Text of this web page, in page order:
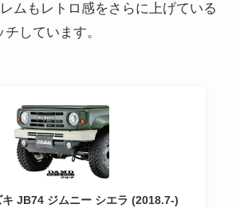
ムもレトロ感をさらに上げている
しています。
キ JB74 ジムニー シエラ (2018.7-)